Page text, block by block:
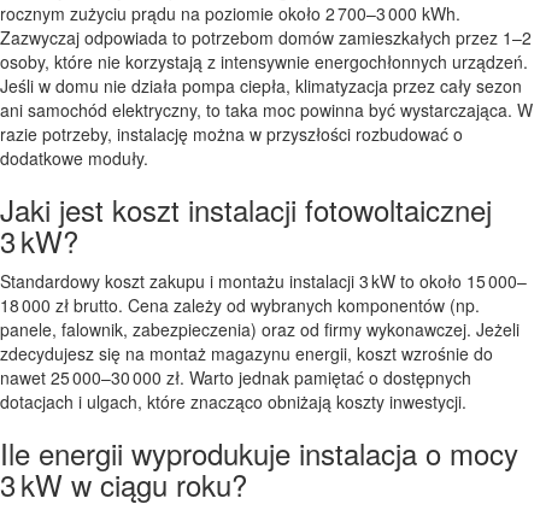
rocznym zużyciu prądu na poziomie około 2 700–3 000 kWh.
Zazwyczaj odpowiada to potrzebom domów zamieszkałych przez 1–2
osoby, które nie korzystają z intensywnie energochłonnych urządzeń.
Jeśli w domu nie działa pompa ciepła, klimatyzacja przez cały sezon
ani samochód elektryczny, to taka moc powinna być wystarczająca. W
razie potrzeby, instalację można w przyszłości rozbudować o
dodatkowe moduły.
Jaki jest koszt instalacji fotowoltaicznej
3 kW?
Standardowy koszt zakupu i montażu instalacji 3 kW to około 15 000–
18 000 zł brutto. Cena zależy od wybranych komponentów (np.
panele, falownik, zabezpieczenia) oraz od firmy wykonawczej. Jeżeli
zdecydujesz się na montaż magazynu energii, koszt wzrośnie do
nawet 25 000–30 000 zł. Warto jednak pamiętać o dostępnych
dotacjach i ulgach, które znacząco obniżają koszty inwestycji.
Ile energii wyprodukuje instalacja o mocy
3 kW w ciągu roku?